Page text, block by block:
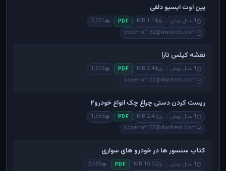
پین اوت ایسیو دلفی
1 سال پیش 1.14 MB
PDF
2,321
cosehof132@dwriters.com
نقشه کیلس تارا
1 سال پیش 2.44 MB
PDF
1,603
cosehof132@dwriters.com
ریست کردن دستی چراغ چک انواع خودرو۲
1 سال پیش 2.47 MB
PDF
1,563
cosehof132@dwriters.com
کتاب سنسور ها در خودرو های سواری
1 سال پیش 10.52 MB
PDF
2,689